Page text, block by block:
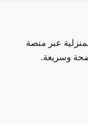
عبر منصة
وسريعة.